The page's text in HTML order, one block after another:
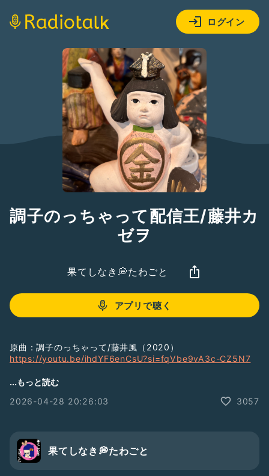
ログイン
調子のっちゃって配信王/藤井カ
ゼヲ
果てしなき💭たわごと
アプリで聴く
原曲：調子のっちゃって/藤井風（2020）
https://youtu.be/ihdYF6enCsU?si=fqVbe9vA3c-CZ5N7
#調子のっちゃって
#替え歌
...もっと読む
2026-04-28 20:26:03
3057
果てしなき💭たわごと